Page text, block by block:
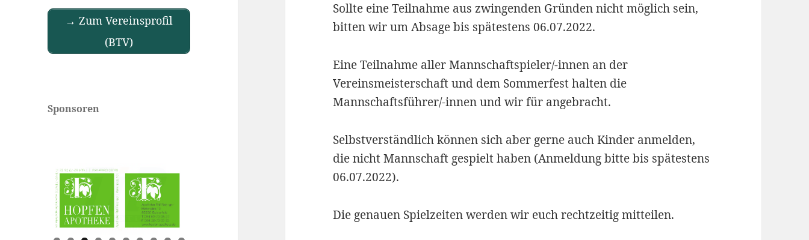
→ Zum Vereinsprofil
(BTV)
Sponsoren
Sollte eine Teilnahme aus zwingenden Gründen nicht möglich sein,
bitten wir um Absage bis spätestens 06.07.2022.
Eine Teilnahme aller Mannschaftspieler/-innen an der
Vereinsmeisterschaft und dem Sommerfest halten die
Mannschaftsführer/-innen und wir für angebracht.
Selbstverständlich können sich aber gerne auch Kinder anmelden,
die nicht Mannschaft gespielt haben (Anmeldung bitte bis spätestens
06.07.2022).
Die genauen Spielzeiten werden wir euch rechtzeitig mitteilen.